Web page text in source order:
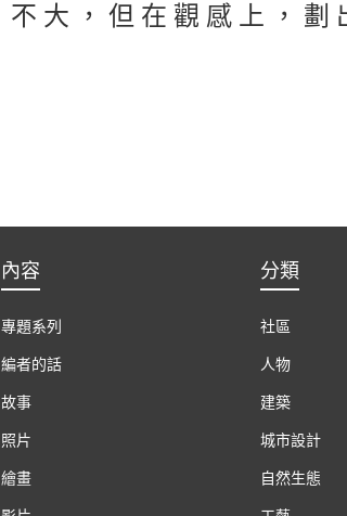
不大，但在觀感上，劃
內容
專題系列
編者的話
故事
照片
繪畫
分類
社區
人物
建築
城市設計
自然生態